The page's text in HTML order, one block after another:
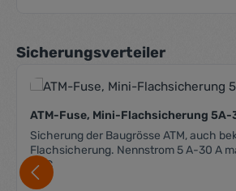
Produktgalerie überspringen
Sicherungsverteiler
ATM-Fuse, Mini-Flachsicherung 5A-
Sicherung der Baugrösse ATM, auch
Flachsicherung. Nennstrom 5 A-30 A max. Spannung 32
VDC